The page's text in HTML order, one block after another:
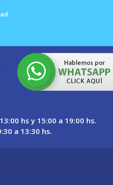
hs y 15:00 a 19:00 hs.
a 13:30 hs.